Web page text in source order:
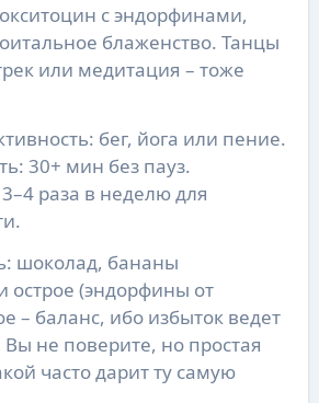
с эндорфинами,
блаженство. Танцы
или медитация – тоже
бег, йога или пение.
30+ мин без пауз.
раза в неделю для
шоколад, бананы
острое (эндорфины от
– баланс, ибо избыток ведет
не поверите, но простая
часто дарит ту самую